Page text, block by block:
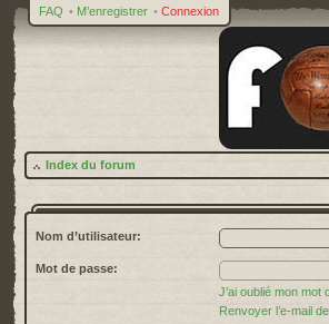
FAQ • M’enregistrer • Connexion
Index du forum
Nom d’utilisateur:
Mot de passe:
J’ai oublié mon mot
Renvoyer l’e-mail